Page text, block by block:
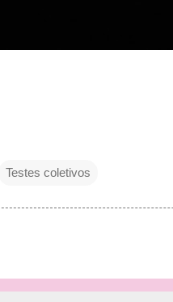
Testes coletivos